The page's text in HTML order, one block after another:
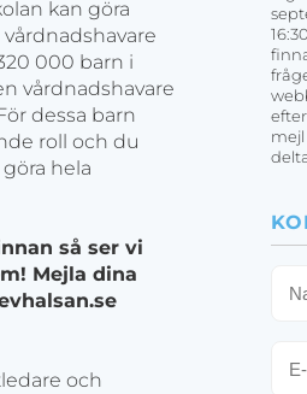
kan göra
000 barn i
vårdnadshavare
dessa barn
roll och du
hela
så ser vi
Mejla dina
och